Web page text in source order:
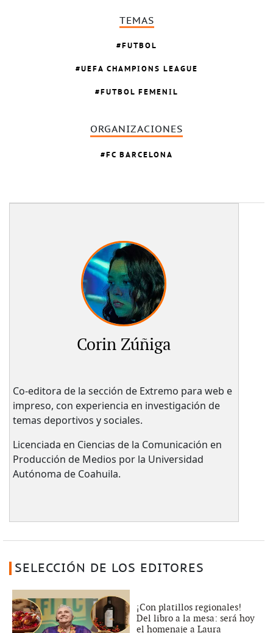
TEMAS
FUTBOL
UEFA CHAMPIONS LEAGUE
FUTBOL FEMENIL
ORGANIZACIONES
FC BARCELONA
Corin Zúñiga
Co-editora de la sección de Extremo para web e
impreso, con experiencia en investigación de
temas deportivos y sociales.
Licenciada en Ciencias de la Comunicación en
Producción de Medios por la Universidad
Autónoma de Coahuila.
SELECCIÓN DE LOS EDITORES
¡Con platillos regionales!
Del libro a la mesa: será hoy
el homenaje a Laura